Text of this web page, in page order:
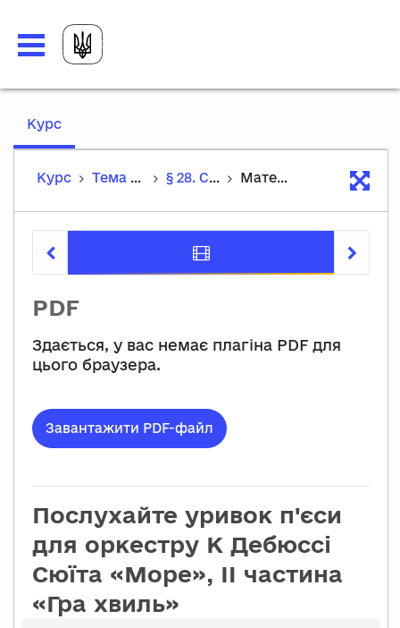
Курс,
Курс
Тема 2. У світі мистецтва минулих епох § 28. Стиль романтизм у живописі Матеріали до уроку
PDF
Здається, у вас немає плагіна PDF для
цього браузера.
Завантажити PDF-файл
Послухайте уривок п'єси
для оркестру К Дебюссі
Сюїта «Море», II частина
«Гра хвиль»